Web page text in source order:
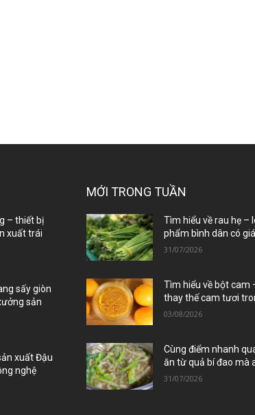
– thiết bị
xuất trái
sấy giòn
sản
xuất Đậu
nghệ
MỚI TRONG TUẦN
Tìm hiểu về rau hẹ –
phẩm bình dân có
31/07/2026
Tìm hiểu về bột cam
thay thế cam tươi
03/08/2026
Cùng điểm nhanh
ăn từ quả bí đao mà
31/07/2026